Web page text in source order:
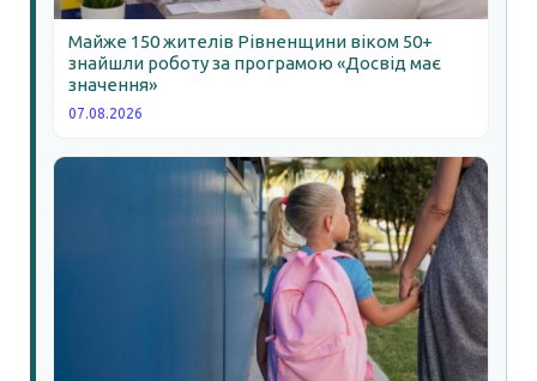
Майже 150 жителів Рівненщини віком 50+
знайшли роботу за програмою «Досвід має
значення»
07.08.2026